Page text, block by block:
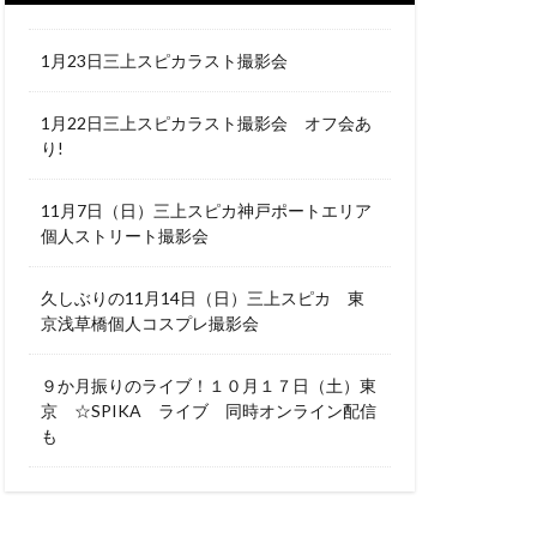
1月23日三上スピカラスト撮影会
1月22日三上スピカラスト撮影会 オフ会あ
り!
11月7日（日）三上スピカ神戸ポートエリア
個人ストリート撮影会
久しぶりの11月14日（日）三上スピカ 東
京浅草橋個人コスプレ撮影会
９か月振りのライブ！１０月１７日（土）東
京 ☆SPIKA ライブ 同時オンライン配信
も